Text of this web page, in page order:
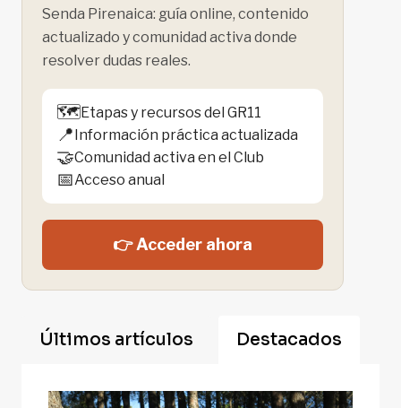
Senda Pirenaica: guía online, contenido
actualizado y comunidad activa donde
resolver dudas reales.
🗺️Etapas y recursos del GR11
📍Información práctica actualizada
🤝Comunidad activa en el Club
📅Acceso anual
👉 Acceder ahora
Últimos artículos Destacados